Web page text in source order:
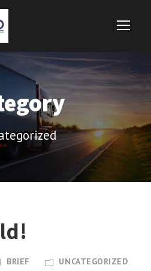
BRIEF UNCATEGORIZED